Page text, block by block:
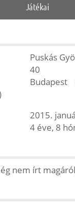
Játékai
Puskás
40
Budapest
2015.
4 éve, 8
nem írt